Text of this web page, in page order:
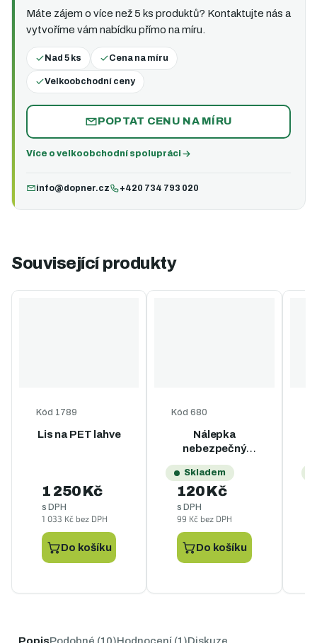
Máte zájem o více než 5 ks produktů? Kontaktujte nás a
vytvoříme vám nabídku přímo na míru.
Nad 5 ks Cena na míru
Velkoobchodní ceny
POPTAT CENU NA MÍRU
Více o velkoobchodní spolupráci
info@dopner.cz +420 734 793 020
Související produkty
Lis na PET lahve
Kód 1789
1 033 Kč bez DPH
1 250 Kč
s DPH
Do košíku
Nálepka
nebezpečný
odpad na
popelnice - A4
Skladem
Kód680
99 Kč bez DPH
120 Kč
s DPH
Do košíku